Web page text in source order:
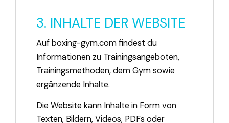
3. INHALTE DER WEBSITE
Auf boxing-gym.com findest du
Informationen zu Trainingsangeboten,
Trainingsmethoden, dem Gym sowie
ergänzende Inhalte.
Die Website kann Inhalte in Form von
Texten, Bildern, Videos, PDFs oder